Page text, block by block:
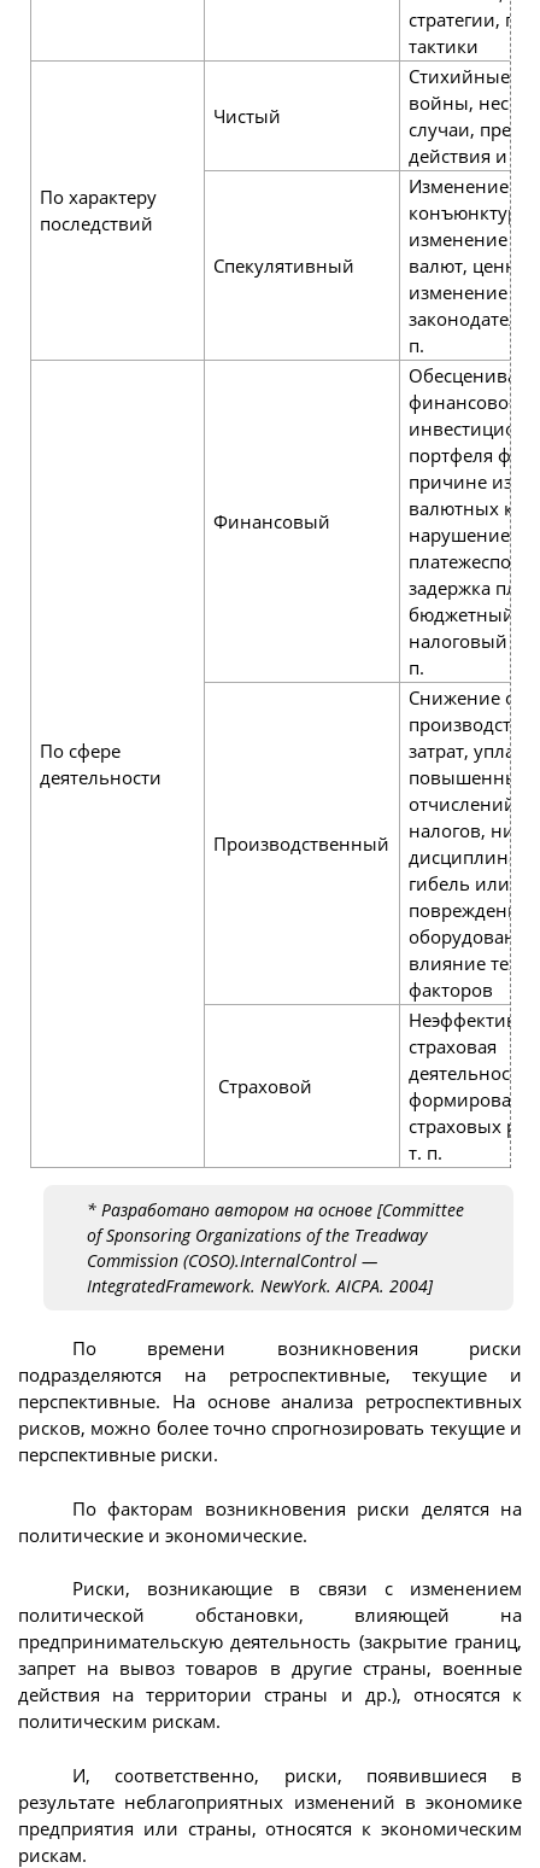
стратегии,
тактики
По характеру
последствий
Чистый
Стихийные
войны,
случаи,
действия и др.
Спекулятивный
Изменение
конъюнктуры
изменение
валют,
изменение
п.
По сфере
деятельности
Финансовый
финансово-
портфеля
причине
валютных
нарушение
задержка
бюджетный,
налоговый
п.
Производственный
Снижение
производства,
затрат, уплата
повышенных
отчислений и
налогов,
дисциплина
гибель или
повреждение
влияние
факторов
Страховой
страховая
деятельность,
страховых
т. п.
* Разработано автором на основе [Committee
of Sponsoring Organizations of the Treadway
Commission (COSO).InternalControl —
IntegratedFramework. NewYork. AICPA. 2004]
По времени возникновения риски
подразделяются на ретроспективные, текущие и
перспективные. На основе анализа ретроспективных
рисков, можно более точно спрогнозировать текущие и
перспективные риски.
По факторам возникновения риски делятся на
политические и экономические.
Риски, возникающие в связи с изменением
политической обстановки, влияющей на
предпринимательскую деятельность (закрытие границ,
запрет на вывоз товаров в другие страны, военные
действия на территории страны и др.), относятся к
политическим рискам.
И, соответственно, риски, появившиеся в
результате неблагоприятных изменений в экономике
предприятия или страны, относятся к экономическим
рискам.